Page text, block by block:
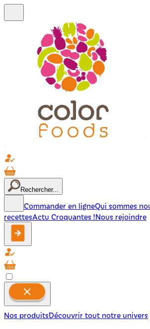
Rechercher...
Commander en ligneQui sommes
recettesActu Croquantes !Nous rejoindre
Nos produitsDécouvrir tout notre univers